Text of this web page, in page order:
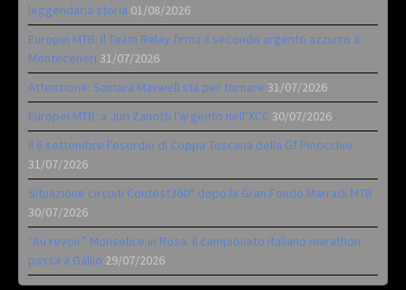
leggendaria storia 01/08/2026
Europei MTB: il Team Relay firma il secondo argento azzurro a
Monteceneri 31/07/2026
Attenzione: Samara Maxwell sta per tornare 31/07/2026
Europei MTB: a Juri Zanotti l’argento nell’XCC 30/07/2026
Il 6 settembre l’esordio di Coppa Toscana della Gf Pinocchio
31/07/2026
Situazione circuiti Contest360° dopo la Gran Fondo Marradi MTB
30/07/2026
“Au revoir” Monselice in Rosa. Il campionato italiano marathon
passa a Gallio 29/07/2026